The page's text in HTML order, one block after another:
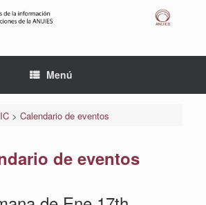
Menú
> Calendario de eventos
de eventos